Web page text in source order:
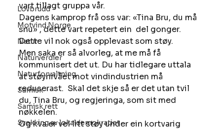
Lovbrudd
Motvind Norge
Natur
Naturverdier
Naturforvaltning
Samisk
Samisk rett
Svekking av lokaldemokratiet
vart tillagt gruppa vår.
Dagens kamprop frå oss var: «Tina Bru, du må
snu» , dette vart repetert ein  del gonger.
Dette vil nok også opplevast som støy.
Men saka er så alvorleg, at me må få
kommunisert det ut. Du har tidlegare uttala
at støynivået mot vindindustrien må
reduserast.  Skal det skje så er det utan tvil
du, Tina Bru, og regjeringa, som sit med
nøkkelen.
Og kva er vel litt støy under ein kortvarig